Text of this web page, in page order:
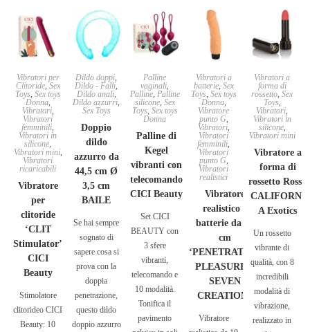
Vibratori per
Clitoride,Sex
Toys Sex toys
Donna,
Vibratori,
Vibratori
femminili
Vibratori in
silicone
Vibratori mini,
Vibratori
ricaricabili
Vibratore
per
clitoride
‘CLIT
Stimulator’
CICI
Beauty
Stimolatore
clitorideo CICI
Beauty: 10
Dildo doppi
Dildo - Falli
Dildo anali,
Dildo azzurri
Sex Toys
Doppio
dildo
azzurro da
44,5 cm Ø
3,5 cm
BAILE
Se hai sempre
sognato di
sapere cosa si
prova con la
doppia
penetrazione,
questo dildo
doppio azzurro
Palline
vaginali
Palline, Palline
silicone, Sex
Toys Sex toys
Donna
Palline di
Kegel
vibranti con
telecomando
CICI Beauty
Set CICI
BEAUTY con
3 sfere
vibranti,
telecomando e
10 modalità.
Tonifica il
pavimento
Vibratori a
batterie, Sex
Toys Sex toys
Donna,
Vibratore
punto G
Vibratori,
Vibratori
femminili
Vibratori
punto G
Vibratori
realistici
Vibratore
realistico a
batterie da 19
cm
‘PENETRATING
PLEASURES’
SEVEN
CREATIONS
Vibratore
Vibratori a
forma di
rossetto ,Sex
Toys
Vibratori
Vibratori in
silicone,
Vibratori mini
Vibratore a
forma di
rossetto Rosso
CALIFORNI
A Exotics
Un rossetto
vibrante di
qualità, con 8
incredibili
modalità di
vibrazione,
realizzato in